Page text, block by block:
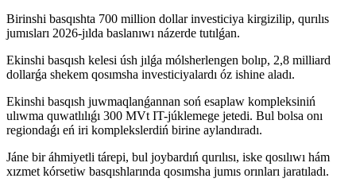
Birinshi basqıshta 700 million dollar investiciya kirgizilip, qurılıs
jumısları 2026-jılda baslanıwı názerde tutılǵan.
Ekinshi basqısh kelesi úsh jılǵa mólsherlengen bolıp, 2,8 milliard
dollarǵa shekem qosımsha investiciyalardı óz ishine aladı.
Ekinshi basqısh juwmaqlanǵannan soń esaplaw kompleksiniń
ulıwma quwatlılıǵı 300 MVt IT-júklemege jetedi. Bul bolsa onı
regiondaǵı eń iri komplekslerdiń birine aylandıradı.
Jáne bir áhmiyetli tárepi, bul joybardıń qurılısı, iske qosılıwı hám
xızmet kórsetiw basqıshlarında qosımsha jumıs orınları jaratıladı.